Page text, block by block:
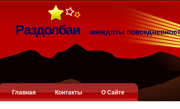
Раздолбаи анекдоты
Главная Контакты О Сайте